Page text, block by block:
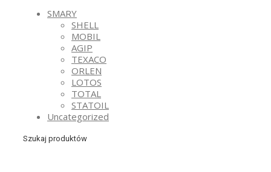
SMARY
SHELL
MOBIL
AGIP
TEXACO
ORLEN
LOTOS
TOTAL
STATOIL
Uncategorized
Szukaj produktów